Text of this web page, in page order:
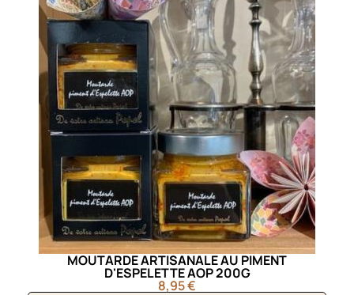
MOUTARDE ARTISANALE AU PIMENT
D'ESPELETTE AOP 200G
8,95 €